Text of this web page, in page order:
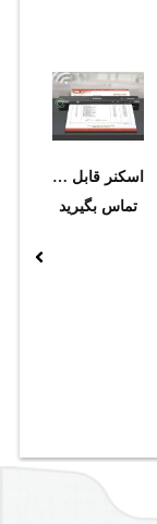
اسکنر قابل حمل اپسون ES-60W (استوک)
تماس بگیرید